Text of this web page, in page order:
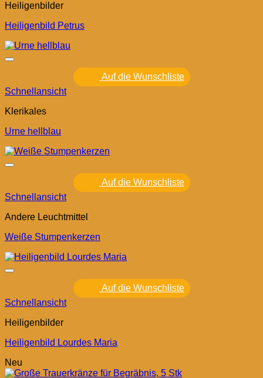
Heiligenbilder
Heiligenbild Petrus
Auf die Wunschliste
Schnellansicht
Klerikales
Urne hellblau
Auf die Wunschliste
Schnellansicht
Andere Leuchtmittel
Weiße Stumpenkerzen
Auf die Wunschliste
Schnellansicht
Heiligenbilder
Heiligenbild Lourdes Maria
Neu